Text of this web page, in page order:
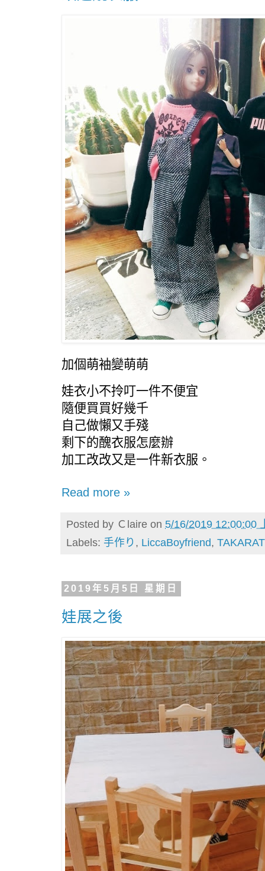
加個萌袖變萌萌
娃衣小不拎叮一件不便宜
隨便買買好幾千
自己做懶又手殘
剩下的醜衣服怎麼辦
加工改改又是一件新衣服。
Read more »
Posted by Ｃlaire on 5/16/2019 12:00:00
Labels: 手作り , LiccaBoyfriend,
2019年5月5日 星期日
娃展之後